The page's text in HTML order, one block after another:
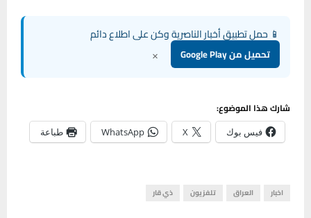
📱 حمل تطبيق أخبار الناصرية وكن على اطلاع دائم
تحميل من Google Play ×
شارك هذا الموضوع:
فيس بوك X
WhatsApp طباعة
اخبار العراق تلفزيون ذي قار